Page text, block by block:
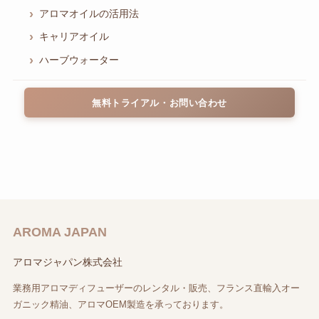
アロマオイルの活用法
キャリアオイル
ハーブウォーター
無料トライアル・お問い合わせ
AROMA JAPAN
アロマジャパン株式会社
業務用アロマディフューザーのレンタル・販売、フランス直輸入オー
ガニック精油、アロマOEM製造を承っております。